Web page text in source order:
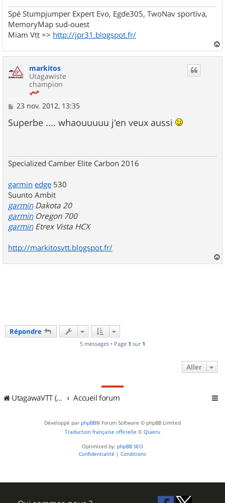
Spé Stumpjumper Expert Evo, Egde305, TwoNav sportiva,
MemoryMap sud-ouest
Miam Vtt => http://jpr31.blogspot.fr/
a
markitos
Utagawiste
champion
M
s
s
23 nov. 2012, 13:35
Superbe .... whaouuuuu j'en veux aussi
Specialized Camber Elite Carbon 2016
garmin edge 530
Suunto Ambit
garmin Dakota 20
garmin Oregon 700
garmin Etrex Vista HCX
http://markitosvtt.blogspot.fr/
a
Répondre
5 messages • Page 1 sur 1
Aller
UtagawaVTT (Randos VTT et VTTAE avec traces GPS) Accueil forum
Développé par phpBB® Forum Software © phpBB Limited
Traduction française officielle © Qiaeru
Optimized by: phpBB SEO
Confidentialité | Conditions